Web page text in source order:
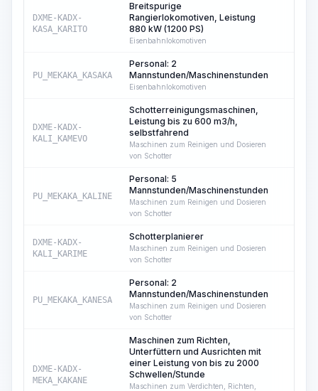
DXME-KADX-
KASA_KARITO
Breitspurige
Rangierlokomotiven, Leistung
880 kW (1200 PS)
Eisenbahnlokomotiven
PU_MEKAKA_KASAKA
Personal: 2
Mannstunden/Maschinenstunden
Eisenbahnlokomotiven
DXME-KADX-
KALI_KAMEVO
Schotterreinigungsmaschinen,
Leistung bis zu 600 m3/h,
selbstfahrend
Maschinen zum Reinigen und Dosieren
von Schotter
PU_MEKAKA_KALINE
Personal: 5
Mannstunden/Maschinenstunden
Maschinen zum Reinigen und Dosieren
von Schotter
DXME-KADX-
KALI_KARIME
Schotterplanierer
Maschinen zum Reinigen und Dosieren
von Schotter
PU_MEKAKA_KANESA
Personal: 2
Mannstunden/Maschinenstunden
Maschinen zum Reinigen und Dosieren
von Schotter
DXME-KADX-
MEKA_KAKANE
Maschinen zum Richten,
Unterfüttern und Ausrichten mit
einer Leistung von bis zu 2000
Schwellen/Stunde
Maschinen zum Verdichten, Richten,